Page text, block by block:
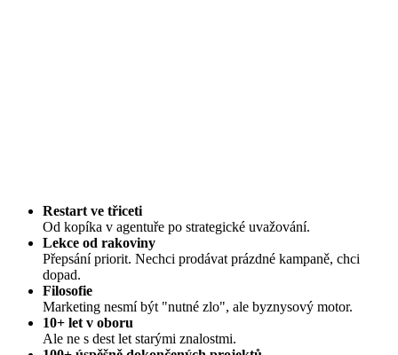
Restart ve třiceti
Od kopíka v agentuře po strategické uvažování.
Lekce od rakoviny
Přepsání priorit. Nechci prodávat prázdné kampaně, chci
dopad.
Filosofie
Marketing nesmí být "nutné zlo", ale byznysový motor.
10+ let v oboru
Ale ne s dest let starými znalostmi.